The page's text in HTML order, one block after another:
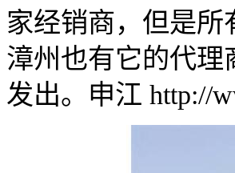
家经销商，但是
漳州也有它的代理
发出。申江 http://